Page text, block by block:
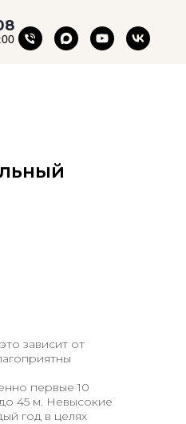
зависит от
первые 10
45 м. Невысокие
год в целях